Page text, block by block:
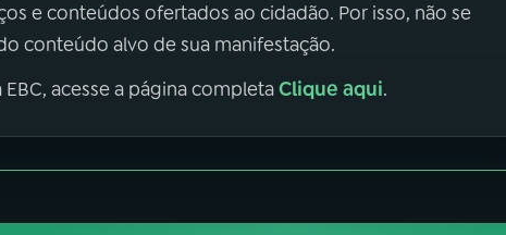
e conteúdos ofertados ao cidadão. Por isso, não se
conteúdo alvo de sua manifestação.
acesse a página completaClique aqui.